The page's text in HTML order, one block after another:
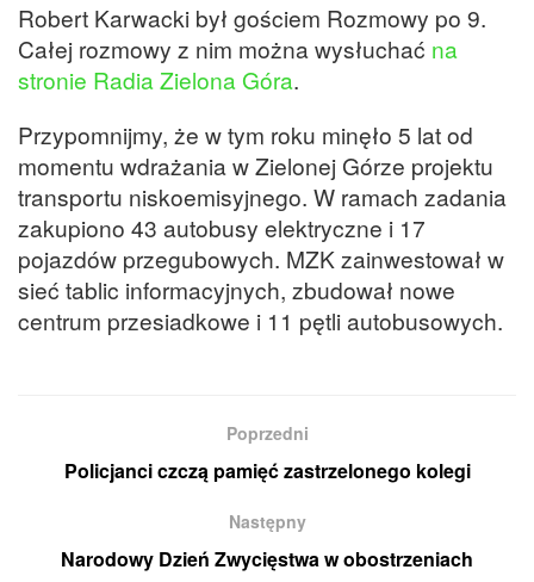
Robert Karwacki był gościem Rozmowy po 9.
Całej rozmowy z nim można wysłuchać na
stronie Radia Zielona Góra.
Przypomnijmy, że w tym roku minęło 5 lat od
momentu wdrażania w Zielonej Górze projektu
transportu niskoemisyjnego. W ramach zadania
zakupiono 43 autobusy elektryczne i 17
pojazdów przegubowych. MZK zainwestował w
sieć tablic informacyjnych, zbudował nowe
centrum przesiadkowe i 11 pętli autobusowych.
Poprzedni
Policjanci czczą pamięć zastrzelonego kolegi
Następny
Narodowy Dzień Zwycięstwa w obostrzeniach